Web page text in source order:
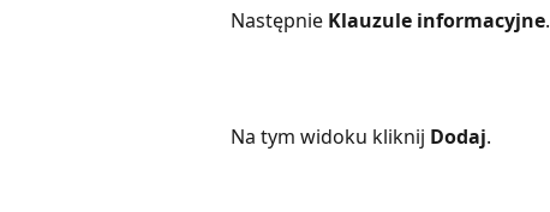
Następnie Klauzule informacyjne.
Na tym widoku kliknij Dodaj.